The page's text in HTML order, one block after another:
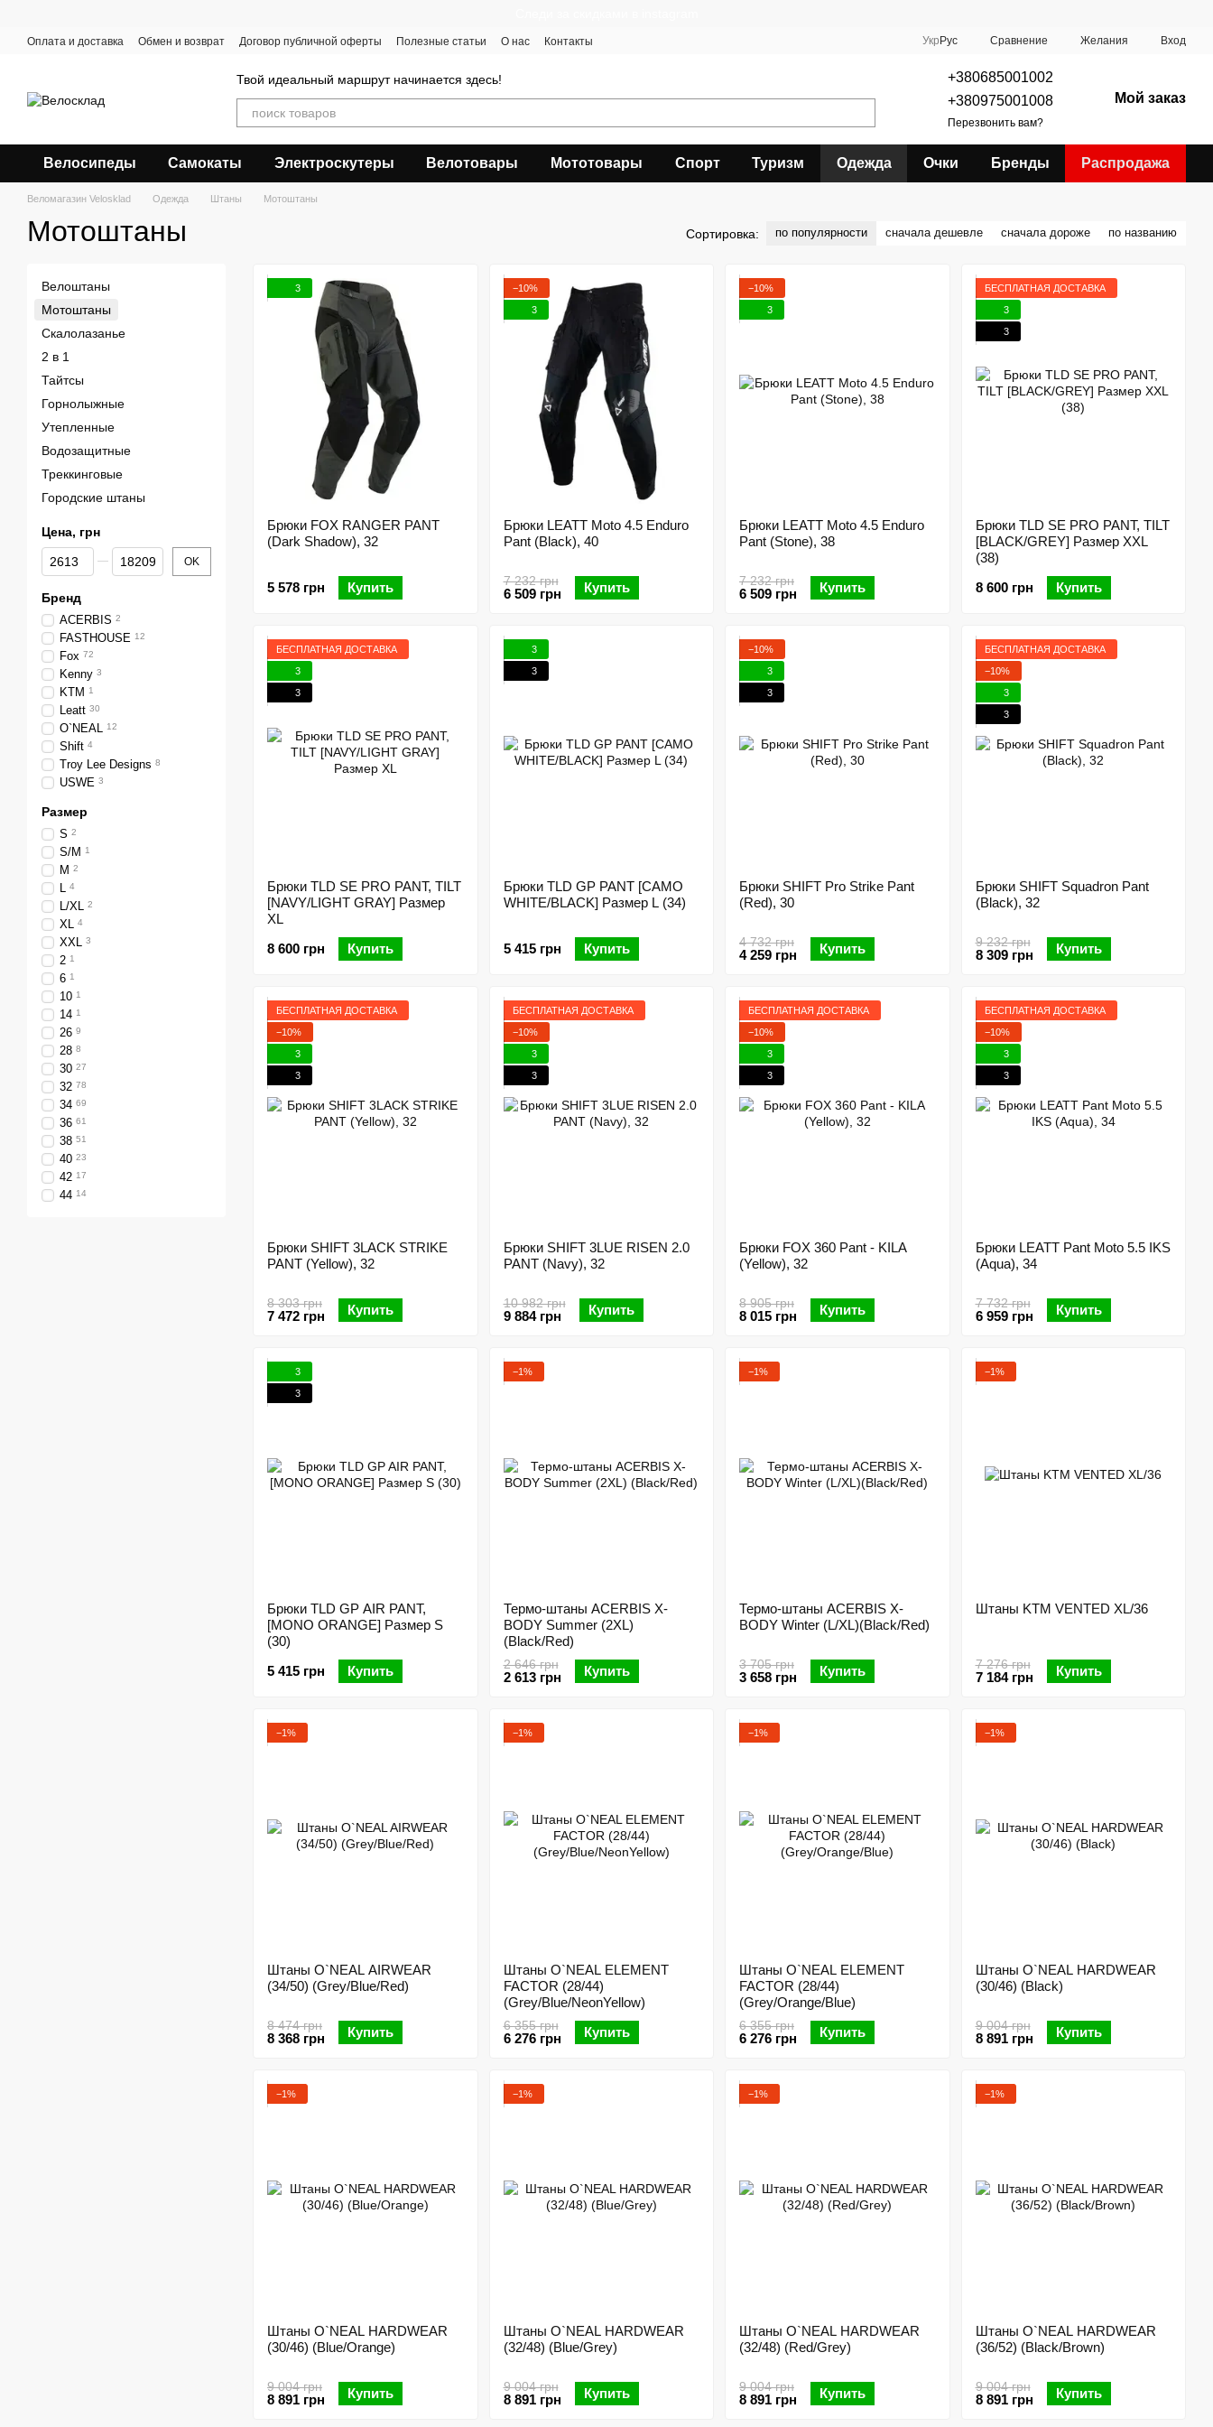
Оплата и доставка Обмен и возврат Договор публичной оферты Полезные статьи О нас Контакты Укр Рус Сравнение Желания Вход
Твой идеальный маршрут начинается здесь!
+380685001002
+380975001008
Перезвонить вам?
Мой заказ
Велосипеды Самокаты Электроскутеры Велотовары Мототовары Спорт Туризм Одежда Очки Бренды Распродажа
Веломагазин Velosklad Одежда Штаны Мотоштаны
Мотоштаны Сортировка: по популярности сначала дешевле сначала дороже по названию
3
Брюки FOX RANGER PANT
(Dark Shadow), 32
5 578 грн Купить
−10%
3
Брюки LEATT Moto 4.5 Enduro
Pant (Black), 40
7 232 грн
6 509 грн Купить
−10%
3
Брюки LEATT Moto 4.5 Enduro
Pant (Stone), 38
7 232 грн
6 509 грн Купить
БЕСПЛАТНАЯ ДОСТАВКА
3
3
Брюки TLD SE PRO PANT, TILT
[BLACK/GREY] Размер XXL
(38)
8 600 грн
Купить
БЕСПЛАТНАЯ ДОСТАВКА
3
3
Брюки TLD SE PRO PANT, TILT
[NAVY/LIGHT GRAY] Размер
XL
8 600 грн
Купить
3
3
Брюки TLD GP PANT [CAMO
WHITE/BLACK] Размер L (34)
5 415 грн Купить
−10%
3
3
Брюки SHIFT Pro Strike Pant
(Red), 30
4 732 грн
4 259 грн Купить
БЕСПЛАТНАЯ ДОСТАВКА
−10%
3
3
Брюки SHIFT Squadron Pant
(Black), 32
9 232 грн
8 309 грн Купить
БЕСПЛАТНАЯ ДОСТАВКА
−10%
3
3
Брюки SHIFT 3LACK STRIKE
PANT (Yellow), 32
8 303 грн
7 472 грн Купить
БЕСПЛАТНАЯ ДОСТАВКА
−10%
3
3
Брюки SHIFT 3LUE RISEN 2.0
PANT (Navy), 32
10 982 грн
9 884 грн Купить
БЕСПЛАТНАЯ ДОСТАВКА
−10%
3
3
Брюки FOX 360 Pant - KILA
(Yellow), 32
8 905 грн
8 015 грн Купить
БЕСПЛАТНАЯ ДОСТАВКА
−10%
3
3
Брюки LEATT Pant Moto 5.5 IKS
(Aqua), 34
7 732 грн
6 959 грн Купить
3
3
Брюки TLD GP AIR PANT,
[MONO ORANGE] Размер S
(30)
5 415 грн
Купить
−1%
Термо-штаны ACERBIS X-
BODY Summer (2XL)
(Black/Red)
2 646 грн
2 613 грн Купить
−1%
Термо-штаны ACERBIS X-
BODY Winter (L/XL)(Black/Red)
3 705 грн
3 658 грн Купить
−1%
Штаны KTM VENTED XL/36
7 276 грн
7 184 грн Купить
−1%
Штаны O`NEAL AIRWEAR
(34/50) (Grey/Blue/Red)
8 474 грн
8 368 грн Купить
−1%
Штаны O`NEAL ELEMENT
FACTOR (28/44)
(Grey/Blue/NeonYellow)
6 355 грн
6 276 грн Купить
−1%
Штаны O`NEAL ELEMENT
FACTOR (28/44)
(Grey/Orange/Blue)
6 355 грн
6 276 грн Купить
−1%
Штаны O`NEAL HARDWEAR
(30/46) (Black)
9 004 грн
8 891 грн Купить
−1%
Штаны O`NEAL HARDWEAR
(30/46) (Blue/Orange)
9 004 грн
8 891 грн Купить
−1%
Штаны O`NEAL HARDWEAR
(32/48) (Blue/Grey)
9 004 грн
8 891 грн Купить
−1%
Штаны O`NEAL HARDWEAR
(32/48) (Red/Grey)
9 004 грн
8 891 грн Купить
−1%
Штаны O`NEAL HARDWEAR
(36/52) (Black/Brown)
9 004 грн
8 891 грн Купить
Велоштаны
Мотоштаны
Скалолазанье
2 в 1
Тайтсы
Горнолыжные
Утепленные
Водозащитные
Треккинговые
Городские штаны
Цена, грн
От Цена, грн
До Цена, грн OK
Бренд
ACERBIS 2
FASTHOUSE 12
Fox 72
Kenny 3
KTM 1
Leatt 30
O`NEAL 12
Shift 4
Troy Lee Designs 8
USWE 3
Размер
S 2
S/M 1
M 2
L 4
L/XL 2
XL 4
XXL 3
2 1
6 1
10 1
14 1
26 9
28 8
30 27
32 78
34 69
36 61
38 51
40 23
42 17
44 14